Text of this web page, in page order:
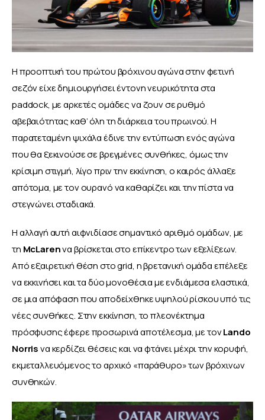
Η προοπτική του πρώτου βρόχινου αγώνα στην φετινή
σεζόν είχε δημιουργήσει έντονη νευρικότητα στα
paddock, με αρκετές ομάδες να ζουν σε ρυθμό
αβεβαιότητας καθ’ όλη τη διάρκεια του πρωινού. Η
παρατεταμένη ψιχάλα έδινε την εντύπωση ενός αγώνα
που θα ξεκινούσε σε βρεγμένες συνθήκες, όμως την
κρίσιμη στιγμή, λίγο πριν την εκκίνηση, ο καιρός άλλαξε
απότομα, με τον ουρανό να καθαρίζει και την πίστα να
στεγνώνει σταδιακά.
Η αλλαγή αυτή αιφνιδίασε σημαντικό αριθμό ομάδων, με
τη McLaren να βρίσκεται στο επίκεντρο των εξελίξεων.
Από εξαιρετική θέση στο grid, η βρετανική ομάδα επέλεξε
να εκκινήσει και τα δύο μονοθέσια με ενδιάμεσα ελαστικά,
σε μια απόφαση που αποδείχθηκε υψηλού ρίσκου υπό τις
νέες συνθήκες. Στην εκκίνηση, το πλεονέκτημα
πρόσφυσης έφερε προσωρινά αποτέλεσμα, με τον Lando
Norris να κερδίζει θέσεις και να φτάνει μέχρι την κορυφή,
εκμεταλλευόμενος το αρχικό «παράθυρο» των βρόχινων
συνθηκών.